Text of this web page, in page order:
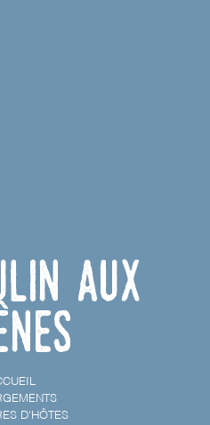
aux
D'HÔTES